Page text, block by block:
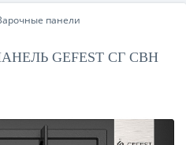
панели
GEFEST СГ СВН